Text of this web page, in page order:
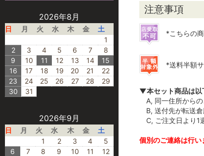
2026年8月
日 月 火 水 木 金
土
1
2
3 4 5 6 7
8
9
10 11 12 13 14
15
16
17 18 19 20 21
22
23
24 25 26 27 28
29
30
31
2026年9月
日 月 火 水 木 金
土
1
2 3 4
5
6
7 8 9 10 11
12
注意事項
*こちらの
*送料半額サ
▼本セット商品は以
A, 同一住所からの
B, 送付先が転送倉
C, ご注文日より1
個別のご連絡は行い